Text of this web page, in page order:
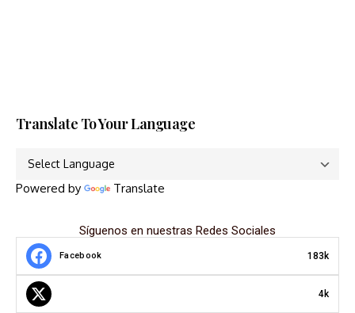
Translate To Your Language
Powered by Translate
Síguenos en nuestras Redes Sociales
Facebook 183k
4k